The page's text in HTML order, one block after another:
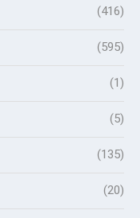
(416)
(595)
(1)
(5)
(135)
(20)